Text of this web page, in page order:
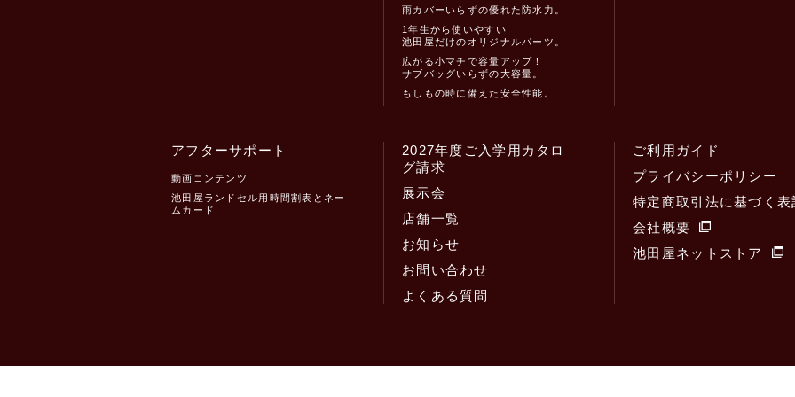
雨カバーいらずの優れた防水力。
1年生から使いやすい
池田屋だけのオリジナルパーツ。
広がる小マチで容量アップ！
サブバッグいらずの大容量。
もしもの時に備えた安全性能。
アフターサポート
動画コンテンツ
池田屋ランドセル用時間割表とネー
ムカード
2027年度ご入学用カタロ
グ請求
展示会
店舗一覧
お知らせ
お問い合わせ
よくある質問
ご利用ガイド
プライバシーポリシー
特定商取引法に基づく表
会社概要
池田屋ネットストア